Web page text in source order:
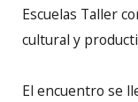
Escuelas Taller
cultural y
El encuentro se